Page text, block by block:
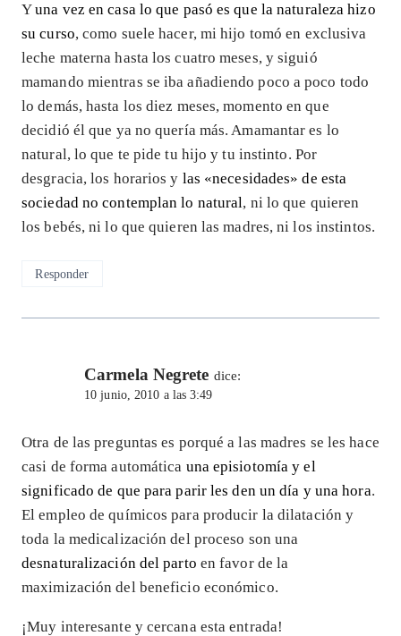
Yuna vez en casa lo que pasó es que la naturaleza hizo
su curso, como suele hacer, mi hijo tomó en exclusiva
leche materna hasta los cuatro meses, y siguió
mamando mientras se iba añadiendo poco a poco todo
lo demás, hasta los diez meses, momento en que
decidió él que ya no quería más. Amamantar es lo
natural, lo que te pide tu hijo y tu instinto. Por
desgracia, los horarios y las «necesidades» de esta
sociedad no contemplan lo natural, ni lo que quieren
los bebés, ni lo que quieren las madres, ni los instintos.
Responder
Carmela Negrete dice:
10 junio, 2010 a las 3:49
Otra de las preguntas es porqué a las madres se les hace
casi de forma automática una episiotomía y el
significado de que para parir les den un día y una hora.
El empleo de químicos para producir la dilatación y
toda la medicalización del proceso son una
desnaturalización del parto en favor de la
maximización del beneficio económico.
¡Muy interesante y cercana esta entrada!